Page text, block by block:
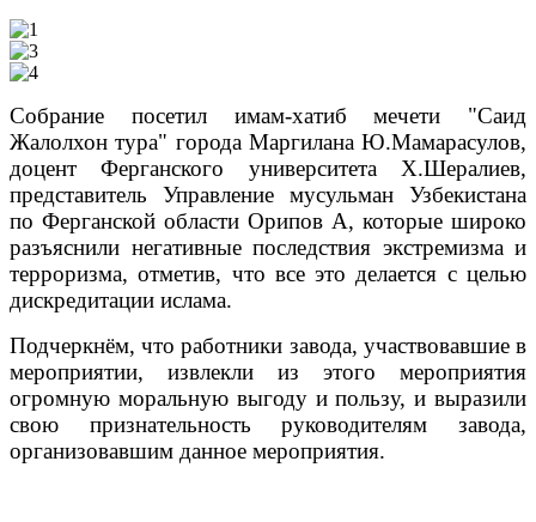
Собрание посетил имам-хатиб мечети "Саид
Жалолхон тура" города Маргилана Ю.Мамарасулов,
доцент Ферганского университета Х.Шералиев,
представитель Управление мусульман Узбекистана
по Ферганской области Орипов А, которые широко
разъяснили негативные последствия экстремизма и
терроризма, отметив, что все это делается с целью
дискредитации ислама.
Подчеркнём, что работники завода, участвовавшие в
мероприятии, извлекли из этого мероприятия
огромную моральную выгоду и пользу, и выразили
свою признательность руководителям завода,
организовавшим данное мероприятия.